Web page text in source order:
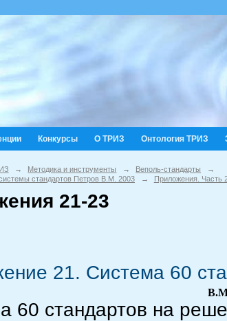
Конкурсы О ТРИЗ Онтология ТРИЗ
→ Методика и инструменты → Веполь-стандарты
→
стандартов Петров В.М. 2003
→ Приложения. Часть
21-23
21. Система 60
60 стандартов на